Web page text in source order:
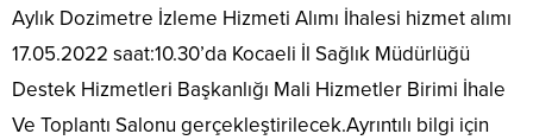
Aylık Dozimetre İzleme Hizmeti Alımı İhalesi hizmet alımı
17.05.2022 saat:10.30’da Kocaeli İl Sağlık Müdürlüğü
Destek Hizmetleri Başkanlığı Mali Hizmetler Birimi İhale
Ve Toplantı Salonu gerçekleştirilecek.Ayrıntılı bilgi için